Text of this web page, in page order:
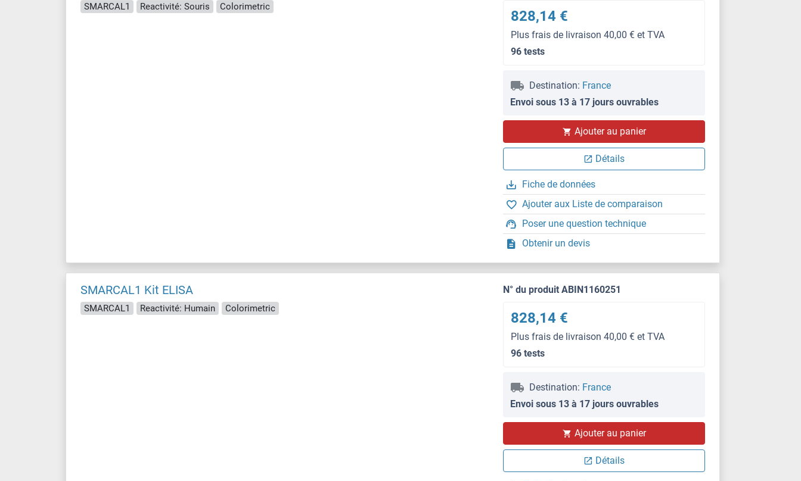
SMARCAL1 Reactivité: Souris Colorimetric
828,14 €
Plus frais de livraison 40,00 € et TVA
96 tests
Destination: France
Envoi sous 13 à 17 jours ouvrables
Ajouter au panier
Détails
Fiche de données
Ajouter aux Liste de comparaison
Poser une question technique
Obtenir un devis
SMARCAL1 Kit ELISA
SMARCAL1 Reactivité: Humain Colorimetric
N° du produit ABIN1160251
828,14 €
Plus frais de livraison 40,00 € et TVA
96 tests
Destination: France
Envoi sous 13 à 17 jours ouvrables
Ajouter au panier
Détails